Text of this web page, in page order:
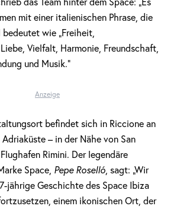
mit einer italienischen Phrase, die
wie „Freiheit,
Vielfalt, Harmonie, Freundschaft,
und Musik.“
Anzeige
befindet sich in Riccione an
– in der Nähe von San
Rimini. Der legendäre
Space, Pepe Roselló, sagt: „Wir
jährige Geschichte des Space Ibiza
einem ikonischen Ort, der